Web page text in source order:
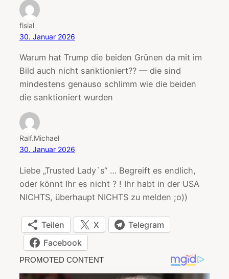
fisial
30. Januar 2026
Warum hat Trump die beiden Grünen da mit im
Bild auch nicht sanktioniert?? — die sind
mindestens genauso schlimm wie die beiden
die sanktioniert wurden
Ralf.Michael
30. Januar 2026
Liebe „Trusted Lady`s“ … Begreift es endlich,
oder könnt Ihr es nicht ? ! Ihr habt in der USA
NICHTS, überhaupt NICHTS zu melden ;o))
Teilen X
Telegram
Facebook